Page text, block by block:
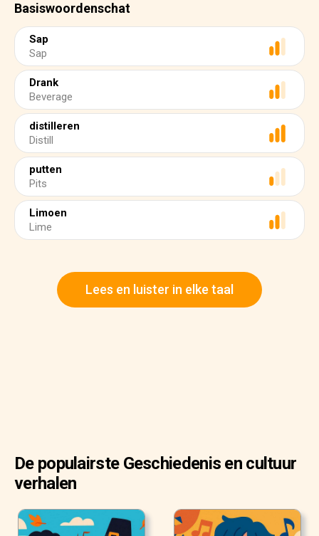
Basiswoordenschat
Sap
Sap
Drank
Beverage
distilleren
Distill
putten
Pits
Limoen
Lime
Lees en luister in elke taal
De populairste Geschiedenis en cultuur
verhalen